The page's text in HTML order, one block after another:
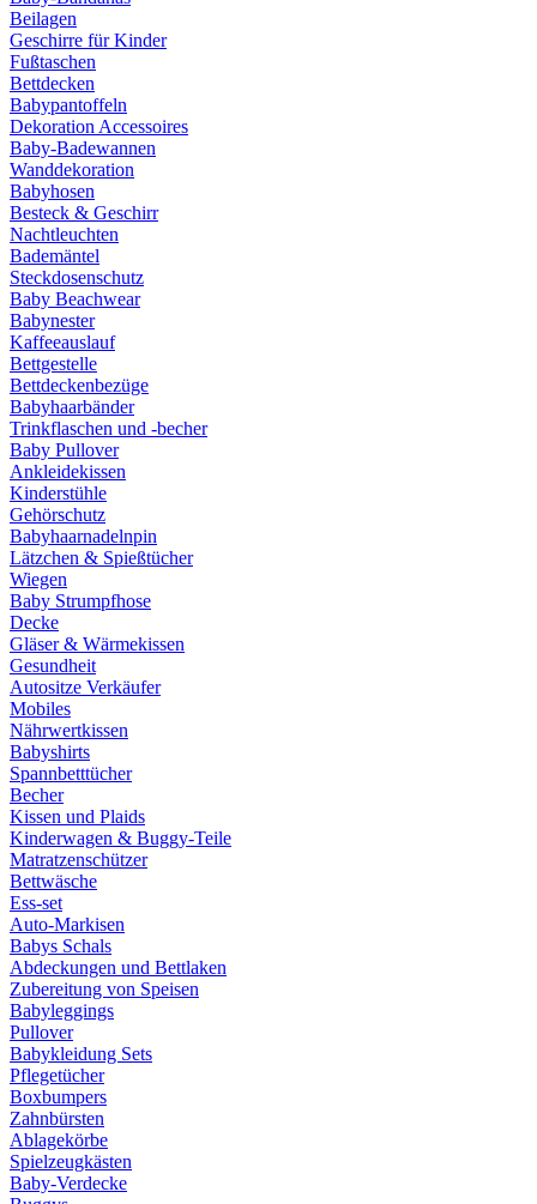
Beilagen
Geschirre für Kinder
Fußtaschen
Bettdecken
Babypantoffeln
Dekoration Accessoires
Baby-Badewannen
Wanddekoration
Babyhosen
Besteck & Geschirr
Nachtleuchten
Bademäntel
Steckdosenschutz
Baby Beachwear
Babynester
Kaffeeauslauf
Bettgestelle
Bettdeckenbezüge
Babyhaarbänder
Trinkflaschen und -becher
Baby Pullover
Ankleidekissen
Kinderstühle
Gehörschutz
Babyhaarnadelnpin
Lätzchen & Spießtücher
Wiegen
Baby Strumpfhose
Decke
Gläser & Wärmekissen
Gesundheit
Autositze Verkäufer
Mobiles
Nährwertkissen
Babyshirts
Spannbetttücher
Becher
Kissen und Plaids
Kinderwagen & Buggy-Teile
Matratzenschützer
Bettwäsche
Ess-set
Auto-Markisen
Babys Schals
Abdeckungen und Bettlaken
Zubereitung von Speisen
Babyleggings
Pullover
Babykleidung Sets
Pflegetücher
Boxbumpers
Zahnbürsten
Ablagekörbe
Spielzeugkästen
Baby-Verdecke